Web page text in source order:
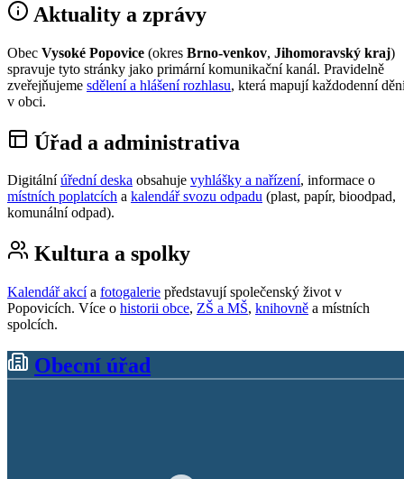
Aktuality a zprávy
Obec Vysoké Popovice (okres Brno-venkov, Jihomoravský kraj)
spravuje tyto stránky jako primární komunikační kanál. Pravidelně
zveřejňujeme sdělení a hlášení rozhlasu, která mapují každodenní
v obci.
Úřad a administrativa
Digitální úřední deska obsahuje vyhlášky a nařízení, informace o
místních poplatcích a kalendář svozu odpadu (plast, papír, bioodpad,
komunální odpad).
Kultura a spolky
Kalendář akcía fotogalerie představují společenský život v
Popovicích. Více o historii obce, ZŠ a MŠ, knihovně a místních
spolcích.
Obecní úřad